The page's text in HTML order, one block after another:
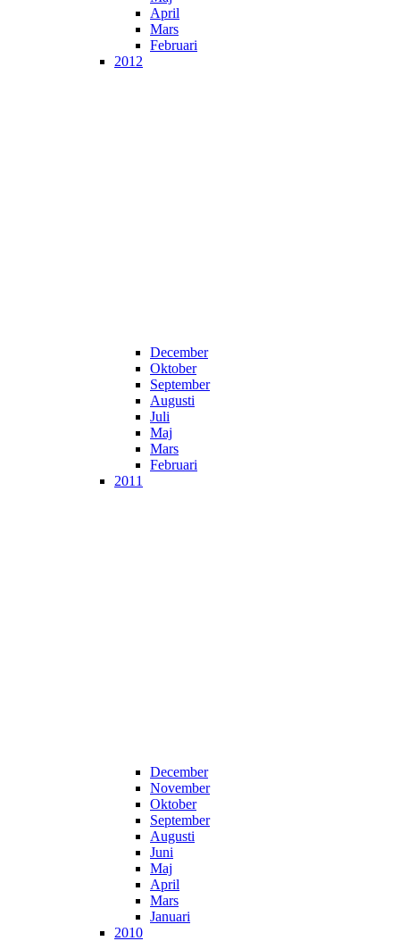
April
Mars
Februari
2012
December
Oktober
September
Augusti
Juli
Maj
Mars
Februari
2011
December
November
Oktober
September
Augusti
Juni
Maj
April
Mars
Januari
2010